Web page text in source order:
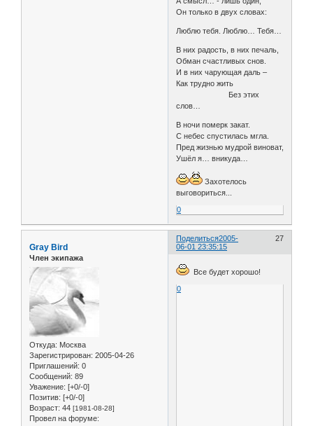
Он только в двух словах:
Люблю тебя. Люблю… Тебя…
В них радость, в них печаль,
Обман счастливых снов.
И в них чарующая даль –
Как трудно жить
Без этих
слов…
В ночи померк закат.
С небес спустилась мгла.
Пред жизнью мудрой виноват,
Ушёл я… вникуда…
Захотелось
выговориться...
0
Поделиться 27
2005-
06-01 23:35:15
Gray Bird
Член экипажа
Откуда: Москва
Зарегистрирован: 2005-04-26
Приглашений: 0
Сообщений: 89
Уважение: [+0/-0]
Позитив: [+0/-0]
Возраст: 44 [1981-08-28]
Провел на форуме:
Все будет хорошо!
0